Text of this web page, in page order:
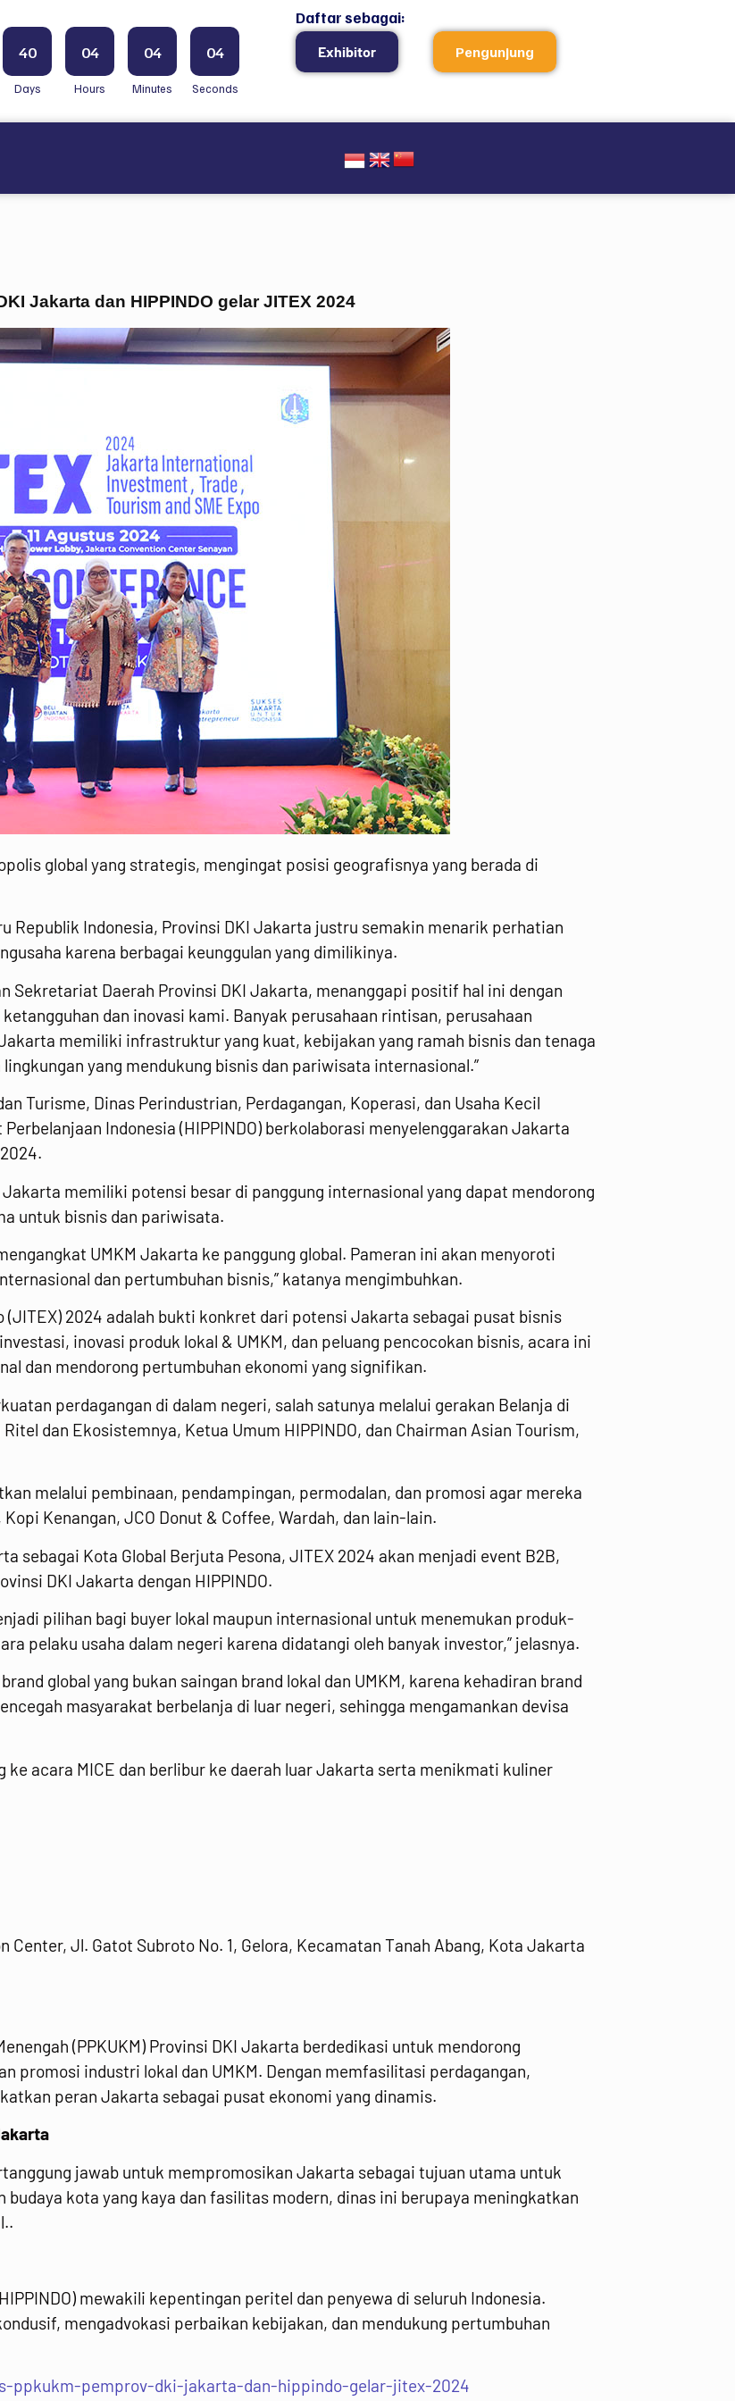
40
Days
04
Hours
04
Minutes
03
Seconds
Daftar sebagai:
Exhibitor Pengunjung
Jakarta dan HIPPINDO gelar JITEX 2024
global yang strategis, mengingat posisi geografisnya yang berada di
Republik Indonesia, Provinsi DKI Jakarta justru semakin menarik perhatian
karena berbagai keunggulan yang dimilikinya.
Sekretariat Daerah Provinsi DKI Jakarta, menanggapi positif hal ini dengan
dan inovasi kami. Banyak perusahaan rintisan, perusahaan
memiliki infrastruktur yang kuat, kebijakan yang ramah bisnis dan tenaga
yang mendukung bisnis dan pariwisata internasional.”
Turisme, Dinas Perindustrian, Perdagangan, Koperasi, dan Usaha Kecil
Indonesia (HIPPINDO) berkolaborasi menyelenggarakan Jakarta
memiliki potensi besar di panggung internasional yang dapat mendorong
untuk bisnis dan pariwisata.
UMKM Jakarta ke panggung global. Pameran ini akan menyoroti
dan pertumbuhan bisnis,” katanya mengimbuhkan.
2024 adalah bukti konkret dari potensi Jakarta sebagai pusat bisnis
inovasi produk lokal & UMKM, dan peluang pencocokan bisnis, acara ini
dan mendorong pertumbuhan ekonomi yang signifikan.
perdagangan di dalam negeri, salah satunya melalui gerakan Belanja di
dan Ekosistemnya, Ketua Umum HIPPINDO, dan Chairman Asian Tourism,
melalui pembinaan, pendampingan, permodalan, dan promosi agar mereka
Kenangan, JCO Donut & Coffee, Wardah, dan lain-lain.
sebagai Kota Global Berjuta Pesona, JITEX 2024 akan menjadi event B2B,
DKI Jakarta dengan HIPPINDO.
pilihan bagi buyer lokal maupun internasional untuk menemukan produk-
pelaku usaha dalam negeri karena didatangi oleh banyak investor,” jelasnya.
global yang bukan saingan brand lokal dan UMKM, karena kehadiran brand
masyarakat berbelanja di luar negeri, sehingga mengamankan devisa
acara MICE dan berlibur ke daerah luar Jakarta serta menikmati kuliner
Jl. Gatot Subroto No. 1, Gelora, Kecamatan Tanah Abang, Kota Jakarta
(PPKUKM) Provinsi DKI Jakarta berdedikasi untuk mendorong
promosi industri lokal dan UMKM. Dengan memfasilitasi perdagangan,
peran Jakarta sebagai pusat ekonomi yang dinamis.
jawab untuk mempromosikan Jakarta sebagai tujuan utama untuk
kota yang kaya dan fasilitas modern, dinas ini berupaya meningkatkan
mewakili kepentingan peritel dan penyewa di seluruh Indonesia.
mengadvokasi perbaikan kebijakan, dan mendukung pertumbuhan
ppkukm-pemprov-dki-jakarta-dan-hippindo-gelar-jitex-2024